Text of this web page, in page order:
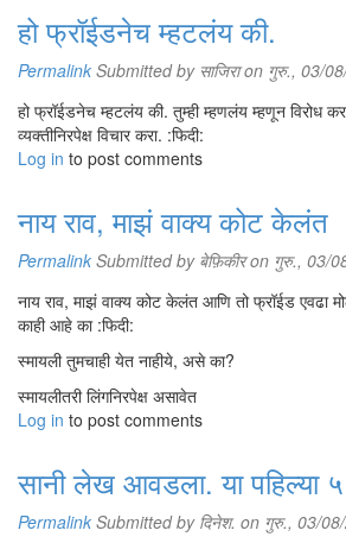
हो फ्रॉईडनेच म्हटलंय की.
Permalink Submitted by साजिराon गुरु., 03/
हो फ्रॉईडनेच म्हटलंय की. तुम्ही म्हणलंय म्हणून विरोध
व्यक्तीनिरपेक्ष विचार करा. :फिदी:
Log in to post comments
नाय राव, माझं वाक्य कोट केलंत
Permalink Submitted by बेफ़िकीरon गुरु., 03/
नाय राव, माझं वाक्य कोट केलंत आणि तो फ्रॉईड एवढा
काही आहे का :फिदी:
स्मायली तुमचाही येत नाहीये, असे का?
स्मायलीतरी लिंगनिरपेक्ष असावेत
Log in to post comments
सानी लेख आवडला. या पहिल्या ५
Permalink Submitted by दिनेश. on गुरु., 03/